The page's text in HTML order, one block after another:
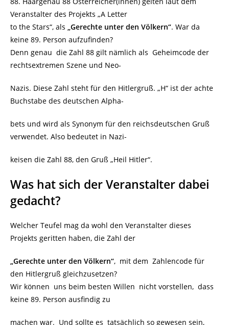
Veranstalter des Projekts „A Letter
to the Stars“, als „Gerechte unter den Völkern“. War da
keine 89. Person aufzufinden?
Denn genau die Zahl 88 gilt nämlich als Geheimcode der
rechtsextremen Szene und Neo-
Nazis. Diese Zahl steht für den Hitlergruß. „H“ ist der achte
Buchstabe des deutschen Alpha-
bets und wird als Synonym für den reichsdeutschen Gruß
verwendet. Also bedeutet in Nazi-
keisen die Zahl 88, den Gruß „Heil Hitler“.
Was hat sich der Veranstalter dabei
gedacht?
Welcher Teufel mag da wohl den Veranstalter dieses
Projekts geritten haben, die Zahl der
„Gerechte unter den Völkern“, mit dem Zahlencode für
den Hitlergruß gleichzusetzen?
Wir können uns beim besten Willen nicht vorstellen, dass
keine 89. Person ausfindig zu
machen war. Und sollte es tatsächlich so gewesen sein,